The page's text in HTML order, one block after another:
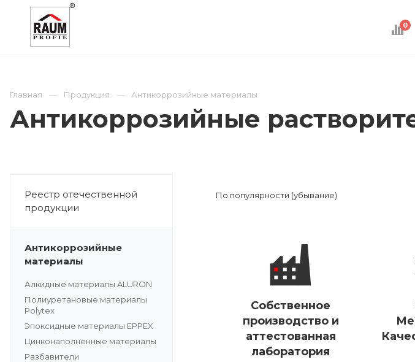
0
Главная
Продукция Антикоррозийные материалы
Антикоррозийные
Реестр отечественной
продукции
Антикоррозийные
материалы
Алкидные материалы ALURON
Полиуретановые материалы
Polytex
Эпоксидные материалы EPPEX
Цинконаполненные материалы
Разбавители
По популярности (убывание)
Собственное
производство и
аттестованная
лаборатория